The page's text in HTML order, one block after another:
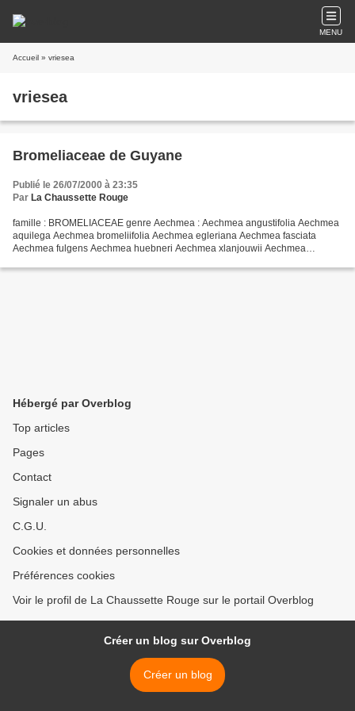
MENU
Accueil » vriesea
vriesea
Bromeliaceae de Guyane
Publié le 26/07/2000 à 23:35
Par La Chaussette Rouge
famille : BROMELIACEAE genre Aechmea : Aechmea angustifolia Aechmea
aquilega Aechmea bromeliifolia Aechmea egleriana Aechmea fasciata
Aechmea fulgens Aechmea huebneri Aechmea xlanjouwii Aechmea
Hébergé par Overblog
Top articles
Pages
Contact
Signaler un abus
C.G.U.
Cookies et données personnelles
Préférences cookies
Voir le profil de La Chaussette Rouge sur le portail Overblog
Créer un blog sur Overblog
Créer un blog